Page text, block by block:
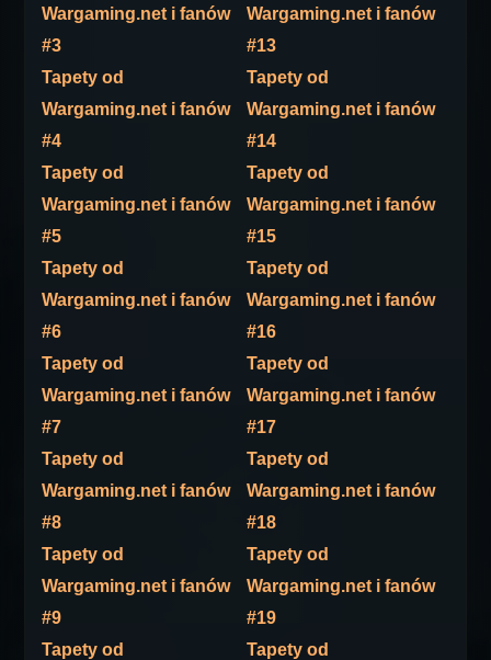
Wargaming.net i fanów
#3
Tapety od
Wargaming.net i fanów
#4
Tapety od
Wargaming.net i fanów
#5
Tapety od
Wargaming.net i fanów
#6
Tapety od
Wargaming.net i fanów
#7
Tapety od
Wargaming.net i fanów
#8
Tapety od
Wargaming.net i fanów
#9
Tapety od
Wargaming.net i fanów
#13
Tapety od
Wargaming.net i fanów
#14
Tapety od
Wargaming.net i fanów
#15
Tapety od
Wargaming.net i fanów
#16
Tapety od
Wargaming.net i fanów
#17
Tapety od
Wargaming.net i fanów
#18
Tapety od
Wargaming.net i fanów
#19
Tapety od